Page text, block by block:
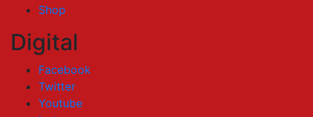
Shop
Digital
Facebook
Twitter
Youtube